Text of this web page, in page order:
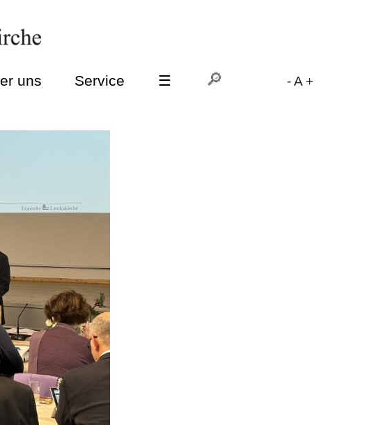
uns Service ☰ -A +